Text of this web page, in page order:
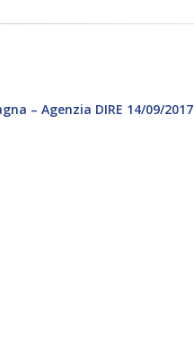
– Agenzia DIRE 14/09/2017